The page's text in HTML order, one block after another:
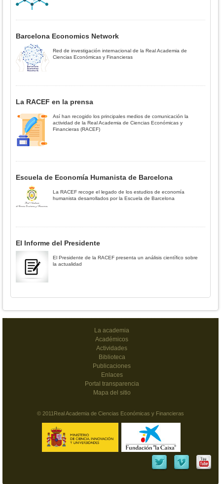
Barcelona Economics Network
Red de investigación internacional de la Real Academia de
Ciencias Económicas y Financieras
La RACEF en la prensa
Así han recogido los principales medios de comunicación la
actividad de la Real Academia de Ciencias Económicas y
Financieras (RACEF)
Escuela de Economía Humanista de Barcelona
La RACEF recoge el legado de los estudios de economía
humanista desarrollados por la Escuela de Barcelona
El Informe del Presidente
El Presidente de la RACEF presenta un análisis científico sobre
la actualidad
La academia
Académicos
Actividades
Biblioteca
Publicaciones
Enlaces
Portal transparencia
Mapa del sitio
© 2011Real Academia de Ciencias Económicas y Financieras